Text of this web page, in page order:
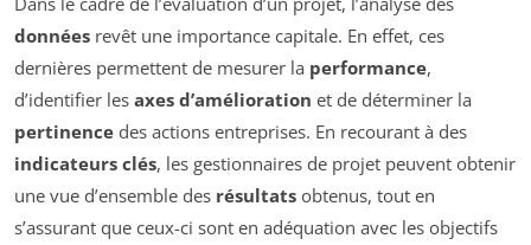
données revêt une importance capitale. En effet, ces
dernières permettent de mesurer la performance,
d’identifier les axes d’amélioration et de déterminer la
pertinence des actions entreprises. En recourant à des
indicateurs clés, les gestionnaires de projet peuvent obtenir
une vue d’ensemble des résultats obtenus, tout en
s’assurant que ceux-ci sont en adéquation avec les objectifs